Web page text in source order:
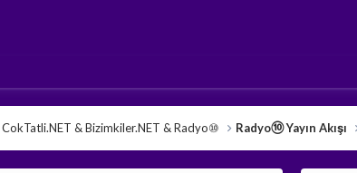
CokTatli.NET & Bizimkiler.NET & Radyo⑩ Radyo⑩ Yayın Akışı